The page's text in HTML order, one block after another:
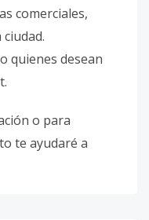
comerciales,
quienes desean
o para
te ayudaré a